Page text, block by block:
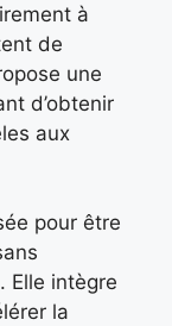
à
de
une
d’obtenir
aux
pour être
Elle intègre
la